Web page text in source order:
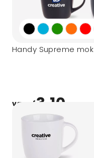
Handy Supreme mok
vanaf3,10